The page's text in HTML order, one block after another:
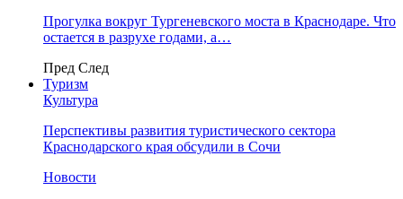
Прогулка вокруг Тургеневского моста в Краснодаре. Что
остается в разрухе годами, а…
Пред След
Туризм
Культура
Перспективы развития туристического сектора
Краснодарского края обсудили в Сочи
Новости